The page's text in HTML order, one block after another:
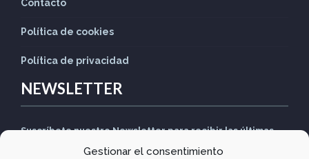
Gestionar el consentimiento
Contacto
Política de cookies
Política de privacidad
NEWSLETTER
Suscríbete nuestro Newsletter para recibir las últimas